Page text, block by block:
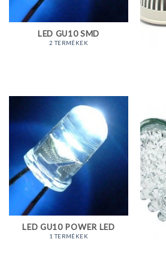
LED GU10 SMD
2 TERMÉKEK
LED GU10 POWER LED
1 TERMÉKEK